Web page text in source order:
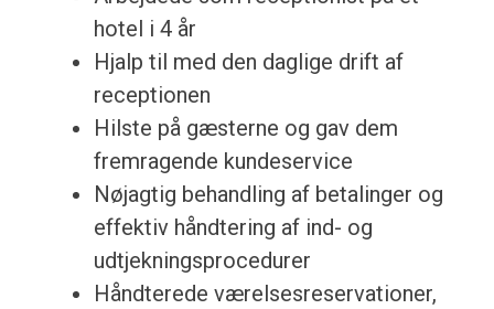
hotel i 4 år
Hjalp til med den daglige drift af
receptionen
Hilste på gæsterne og gav dem
fremragende kundeservice
Nøjagtig behandling af betalinger og
effektiv håndtering af ind- og
udtjekningsprocedurer
Håndterede værelsesreservationer,